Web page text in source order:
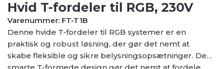
Hvid T-fordeler til RGB, 230V
Varenummer: FT-T1B
Denne hvide T-fordeler til RGB systemer er en
praktisk og robust løsning, der gør det nemt at
skabe fleksible og sikre belysningsopsætninger. Det